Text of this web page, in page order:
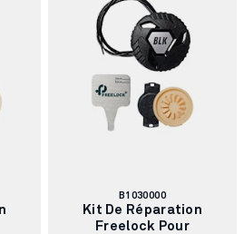
Numéro
d'article:
B1030000
Kit De Réparation
Freelock Pour